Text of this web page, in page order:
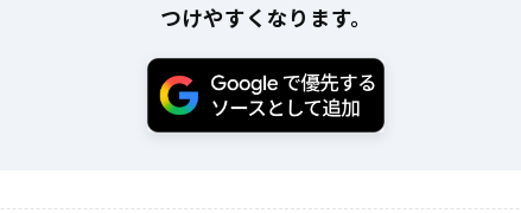
つけやすくなります。